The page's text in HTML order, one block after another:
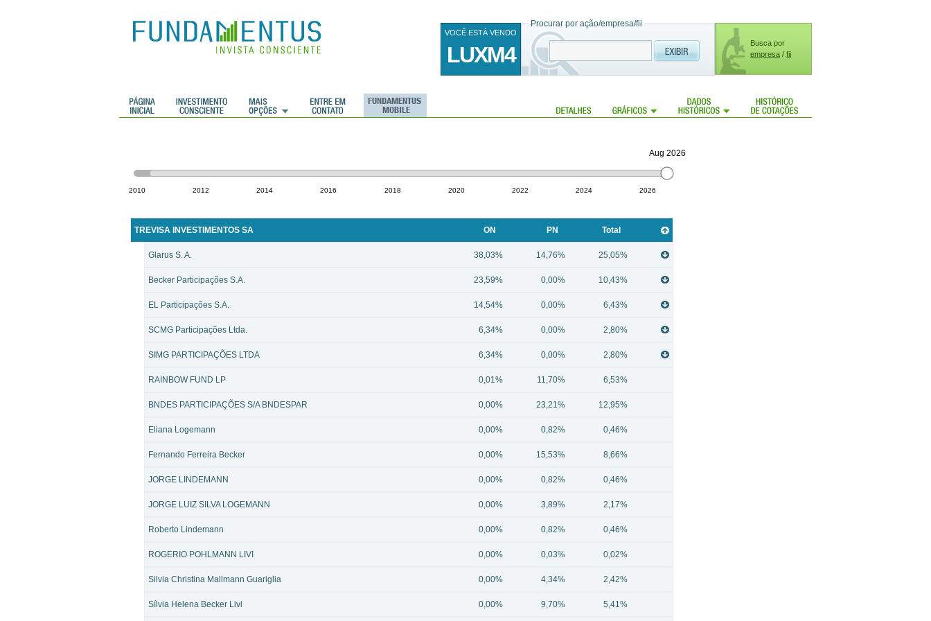
Busca por
empresa / fii
Procurar por ação/empresa/fii
VOCÊ ESTÁ VENDO
LUXM4
Histórico de cotações
2010 2012 2014 2016 2018 2020 2022 2024 2026
Aug 2026
TREVISA INVESTIMENTOS SA ON PN Total
Glarus S. A. 38,03% 14,76% 25,05%
Becker Participações S.A. 23,59% 0,00% 10,43%
EL Participações S.A. 14,54% 0,00% 6,43%
SCMG Participações Ltda. 6,34% 0,00% 2,80%
SIMG PARTICIPAÇÕES LTDA 6,34% 0,00% 2,80%
RAINBOW FUND LP 0,01% 11,70% 6,53%
BNDES PARTICIPAÇÕES S/A BNDESPAR 0,00% 23,21% 12,95%
Eliana Logemann 0,00% 0,82% 0,46%
Fernando Ferreira Becker 0,00% 15,53% 8,66%
JORGE LINDEMANN 0,00% 0,82% 0,46%
JORGE LUIZ SILVA LOGEMANN 0,00% 3,89% 2,17%
Roberto Lindemann 0,00% 0,82% 0,46%
ROGERIO POHLMANN LIVI 0,00% 0,03% 0,02%
Silvia Christina Mallmann Guariglia 0,00% 4,34% 2,42%
Sílvia Helena Becker Livi 0,00% 9,70% 5,41%